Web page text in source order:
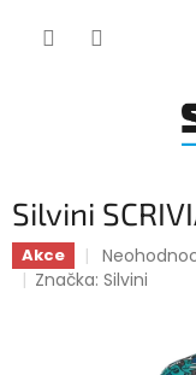
Silvini
Akce
Průměrné
hodnocení
Značka:Silvini